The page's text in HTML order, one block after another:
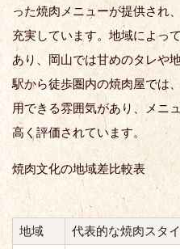
った焼肉メニューが提供され
充実しています。地域によっ
あり、岡山では甘めのタレや
駅から徒歩圏内の焼肉屋では
用できる雰囲気があり、メニ
高く評価されています。
焼肉文化の地域差比較表
地域 代表的な焼肉スタ